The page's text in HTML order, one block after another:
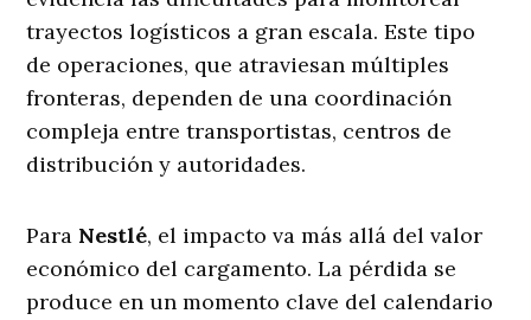
trayectos logísticos a gran escala. Este tipo
de operaciones, que atraviesan múltiples
fronteras, dependen de una coordinación
compleja entre transportistas, centros de
distribución y autoridades.
Para Nestlé, el impacto va más allá del valor
económico del cargamento. La pérdida se
produce en un momento clave del calendario